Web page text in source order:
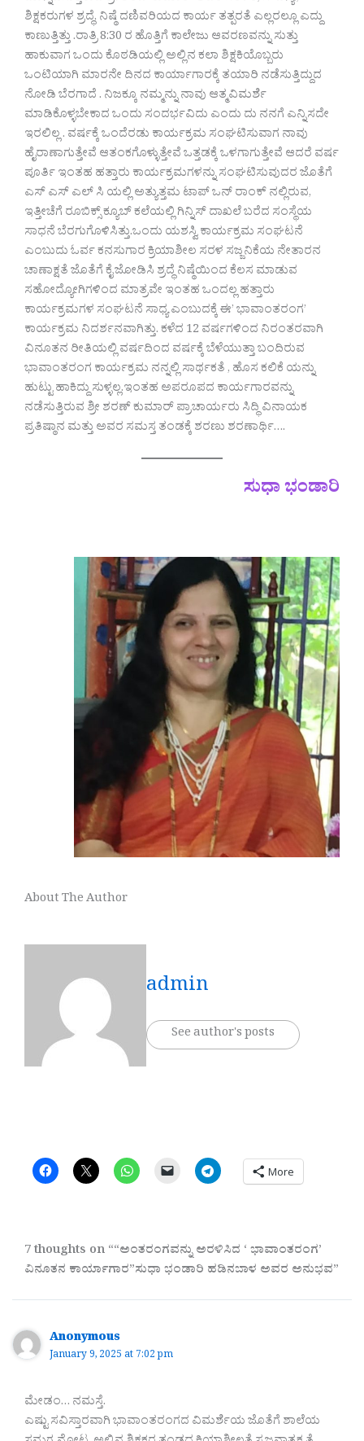
ಶಿಕ್ಷಕರುಗಳ ಶ್ರದ್ಧೆ, ನಿಷ್ಠೆ ದಣಿವರಿಯದ ಕಾರ್ಯ ತತ್ಪರತೆ ಎಲ್ಲರಲ್ಲೂ ಎದ್ದು
ಕಾಣುತ್ತಿತ್ತು .ರಾತ್ರಿ 8:30 ರ ಹೊತ್ತಿಗೆ ಕಾಲೇಜು ಆವರಣವನ್ನು ಸುತ್ತು
ಹಾಕುವಾಗ ಒಂದು ಕೊಠಡಿಯಲ್ಲಿ ಅಲ್ಲಿನ ಕಲಾ ಶಿಕ್ಷಕಿಯೊಬ್ಬರು
ಒಂಟಿಯಾಗಿ ಮಾರನೇ ದಿನದ ಕಾರ್ಯಾಗಾರಕ್ಕೆ ತಯಾರಿ ನಡೆಸುತ್ತಿದ್ದುದ
ನೋಡಿ ಬೆರಗಾದೆ . ನಿಜಕ್ಕೂ ನಮ್ಮನ್ನು ನಾವು ಆತ್ಮವಿಮರ್ಶೆ
ಮಾಡಿಕೊಳ್ಳಬೇಕಾದ ಒಂದು ಸಂದರ್ಭವಿದು ಎಂದು ದು ನನಗೆ ಎನ್ನಿಸದೇ
ಇರಲಿಲ್ಲ . ವರ್ಷಕ್ಕೆ ಒಂದೆರಡು ಕಾರ್ಯಕ್ರಮ ಸಂಘಟಿಸುವಾಗ ನಾವು
ಹೈರಾಣಾಗುತ್ತೇವೆ ಆತಂಕಗೊಳ್ಳುತ್ತೇವೆ ಒತ್ತಡಕ್ಕೆ ಒಳಗಾಗುತ್ತೇವೆ ಆದರೆ ವರ್ಷ
ಪೂರ್ತಿ ಇಂತಹ ಹತ್ತಾರು ಕಾರ್ಯಕ್ರಮಗಳನ್ನು ಸಂಘಟಿಸುವುದರ ಜೊತೆಗೆ
ಎಸ್ ಎಸ್ ಎಲ್ ಸಿ ಯಲ್ಲಿ ಅತ್ಯುತ್ತಮ ಟಾಪ್ ಒನ್ ರಾಂಕ್ ನಲ್ಲಿರುವ,
ಇತ್ತೀಚೆಗೆ ರೂಬಿಕ್ಸ್ ಕ್ಯೂಬ್ ಕಲೆಯಲ್ಲಿ ಗಿನ್ನಿಸ್ ದಾಖಲೆ ಬರೆದ ಸಂಸ್ಥೆಯ
ಸಾಧನೆ ಬೆರಗುಗೊಳಿಸಿತ್ತು.ಒಂದು ಯಶಸ್ವಿ ಕಾರ್ಯಕ್ರಮ ಸಂಘಟನೆ
ಎಂಬುದು ಓರ್ವ ಕನಸುಗಾರ ಕ್ರಿಯಾಶೀಲ ಸರಳ ಸಜ್ಜನಿಕೆಯ ನೇತಾರನ
ಚಾಣಾಕ್ಷತೆ ಜೊತೆಗೆ ಕೈ ಜೋಡಿಸಿ ಶ್ರದ್ಧೆ ನಿಷ್ಠೆಯಿಂದ ಕೆಲಸ ಮಾಡುವ
ಸಹೋದ್ಯೋಗಿಗಳಿಂದ ಮಾತ್ರವೇ ಇಂತಹ ಒಂದಲ್ಲ ಹತ್ತಾರು
ಕಾರ್ಯಕ್ರಮಗಳ ಸಂಘಟನೆ ಸಾಧ್ಯ ಎಂಬುದಕ್ಕೆ ಈ’ ಭಾವಾಂತರಂಗ’
ಕಾರ್ಯಕ್ರಮ ನಿದರ್ಶನವಾಗಿತ್ತು. ಕಳೆದ 12 ವರ್ಷಗಳಿಂದ ನಿರಂತರವಾಗಿ
ವಿನೂತನ ರೀತಿಯಲ್ಲಿ ವರ್ಷದಿಂದ ವರ್ಷಕ್ಕೆ ಬೆಳೆಯುತ್ತಾ ಬಂದಿರುವ
ಭಾವಾಂತರಂಗ ಕಾರ್ಯಕ್ರಮ ನನ್ನಲ್ಲಿ ಸಾರ್ಥಕತೆ , ಹೊಸ ಕಲಿಕೆ ಯನ್ನು
ಹುಟ್ಟು ಹಾಕಿದ್ದು ಸುಳ್ಳಲ್ಲ.ಇಂತಹ ಅಪರೂಪದ ಕಾರ್ಯಗಾರವನ್ನು
ನಡೆಸುತ್ತಿರುವ ಶ್ರೀ ಶರಣ್ ಕುಮಾರ್ ಪ್ರಾಚಾರ್ಯರು ಸಿದ್ಧಿ ವಿನಾಯಕ
ಪ್ರತಿಷ್ಠಾನ ಮತ್ತು ಅವರ ಸಮಸ್ತ ತಂಡಕ್ಕೆ ಶರಣು ಶರಣಾರ್ಥಿ….
ಸುಧಾ ಭಂಡಾರಿ
About The Author
admin
See author's posts
More
7 thoughts on ““ಅಂತರಂಗವನ್ನು ಅರಳಿಸಿದ ‘ ಭಾವಾಂತರಂಗ’
ವಿನೂತನ ಕಾರ್ಯಾಗಾರ”ಸುಧಾ ಭಂಡಾರಿ ಹಡಿನಬಾಳ ಅವರ ಅನುಭವ”
Anonymous
January 9, 2025 at 7:02 pm
ಮೇಡಂ… ನಮಸ್ತೆ.
ಎಷ್ಟು ಸವಿಸ್ತಾರವಾಗಿ ಭಾವಾಂತರಂಗದ ವಿಮರ್ಶೆಯ ಜೊತೆಗೆ ಶಾಲೆಯ